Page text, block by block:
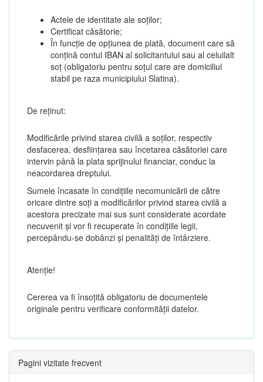
Actele de identitate ale soților;
Certificat căsătorie;
În funcție de opțiunea de plată, document care să
conțină contul IBAN al solicitantului sau al celuilalt
soț (obligatoriu pentru soțul care are domiciliul
stabil pe raza municipiului Slatina).
De reținut:
Modificările privind starea civilă a soților, respectiv
desfacerea, desființarea sau încetarea căsătoriei care
intervin până la plata sprijinului financiar, conduc la
neacordarea dreptului.
Sumele încasate în condițiile necomunicării de către
oricare dintre soți a modificărilor privind starea civilă a
acestora precizate mai sus sunt considerate acordate
necuvenit și vor fi recuperate în condițiile legii,
percepându-se dobânzi și penalități de întârziere.
Atenţie!
Cererea va fi însoțită obligatoriu de documentele
originale pentru verificare conformității datelor.
Pagini vizitate frecvent